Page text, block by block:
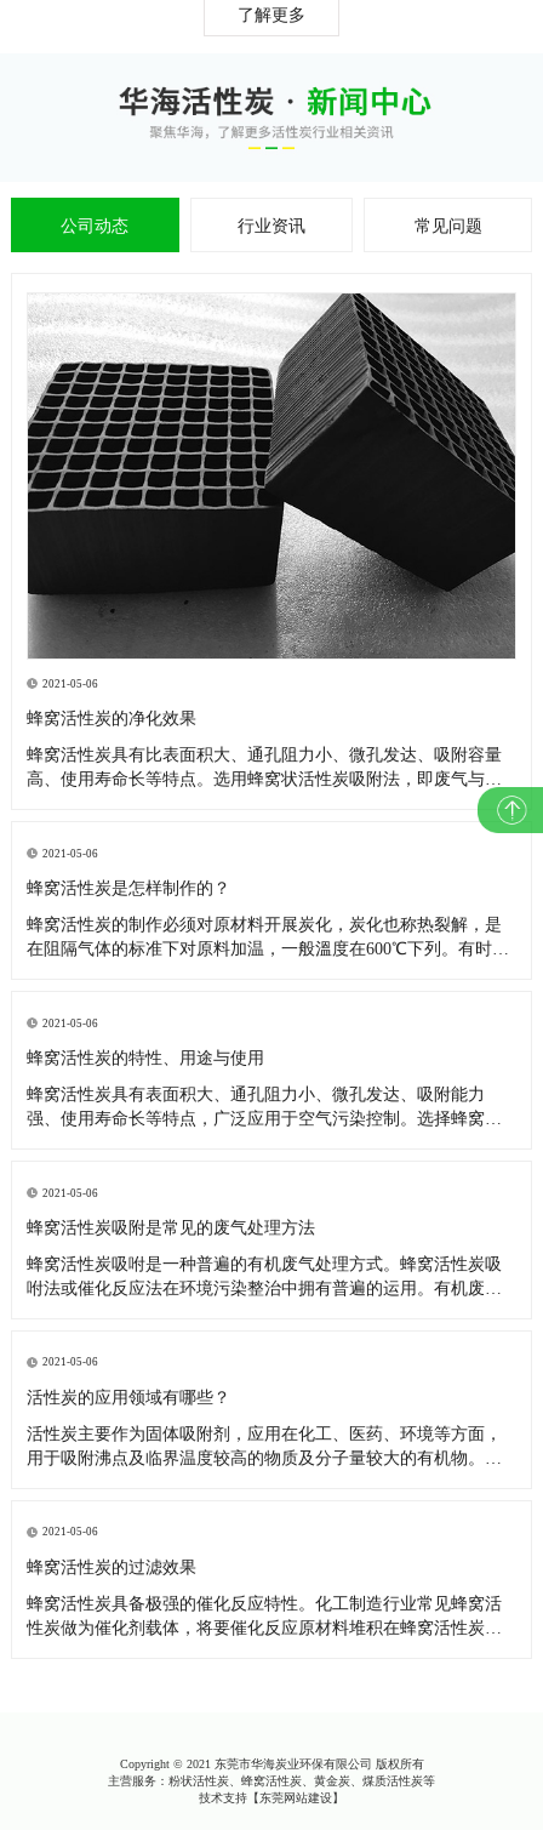
了解更多
公司动态 行业资讯 常见问题
2021-05-06
蜂窝活性炭的净化效果
蜂窝活性炭具有比表面积大、通孔阻力小、微孔发达、吸附容量
高、使用寿命长等特点。选用蜂窝状活性炭吸附法，即废气与大
表面积多孔活性炭接触，废气中的污染物被吸附分解，起到净化
作用。采用的环保设备废气处理净化效率高，吸附床体积小，设
备能耗低，可降低制造成本和运行成本，净化后的气体完全符合
环保排放要求。
2021-05-06
蜂窝活性炭是怎样制作的？
蜂窝活性炭的制作必须对原材料开展炭化，炭化也称热裂解，是
在阻隔气体的标准下对原料加温，一般溫度在600℃下列。有时候
残片，并再次融合成平稳的构造。这种残片可能是由一些微结晶
构成。微结晶
2021-05-06
蜂窝活性炭的特性、用途与使用
蜂窝活性炭具有表面积大、通孔阻力小、微孔发达、吸附能力
强、使用寿命长等特点，广泛应用于空气污染控制。选择蜂窝活
广泛应用于各种气体净化设备和废气处理工程中。实践证明，净
化效果比普
2021-05-06
蜂窝活性炭吸附是常见的废气处理方法
蜂窝活性炭吸咐是一种普遍的有机废气处理方式。蜂窝活性炭吸
咐法或催化反应法在环境污染整治中拥有普遍的运用。有机废气
汽体吸咐的蜂窝活性炭是颗粒的，微孔板构造更为比较发达。上
述固定不动粘附床
2021-05-06
活性炭的应用领域有哪些？
活性炭主要作为固体吸附剂，应用在化工、医药、环境等方面，
用于吸附沸点及临界温度较高的物质及分子量较大的有机物。在
通讯、能源、生物工程和生命科学等领域。 （1）处理含油污水
吸附法进
2021-05-06
蜂窝活性炭的过滤效果
蜂窝活性炭具备极强的催化反应特性。化工制造行业常见蜂窝活
性炭做为催化剂载体，将要催化反应原材料堆积在蜂窝活性炭块
Copyright © 2021 东莞市华海炭业环保有限公司 版权所有
主营服务：粉状活性炭、蜂窝活性炭、黄金炭、煤质活性炭等
技术支持【东莞网站建设】